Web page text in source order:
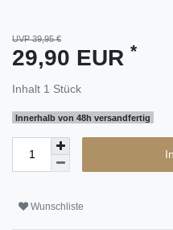
UVP 39,95 €
29,90 EUR *
Inhalt 1 Stück
Innerhalb von 48h versandfertig
Wunschliste